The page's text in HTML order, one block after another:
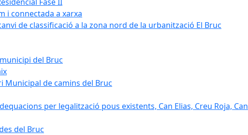
i connectada a xarxa
de classificació a la zona nord de la urbanització El Bruc
del Bruc
Municipal de camins del Bruc
per legalització pous existents, Can Elias, Creu Roja, Can
del Bruc